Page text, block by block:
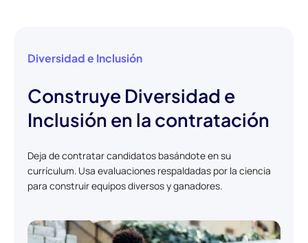
Diversidad e Inclusión
Construye Diversidad e
Inclusión en la contratación
Deja de contratar candidatos basándote en su
currículum. Usa evaluaciones respaldadas por la ciencia
para construir equipos diversos y ganadores.